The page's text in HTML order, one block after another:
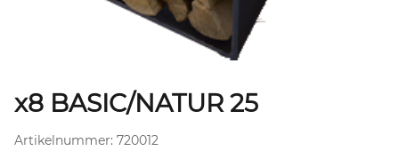
x8 BASIC/NATUR 25
Artikelnummer: 720012